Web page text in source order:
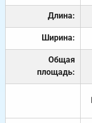
Длина:
Ширина:
Общая
площадь: